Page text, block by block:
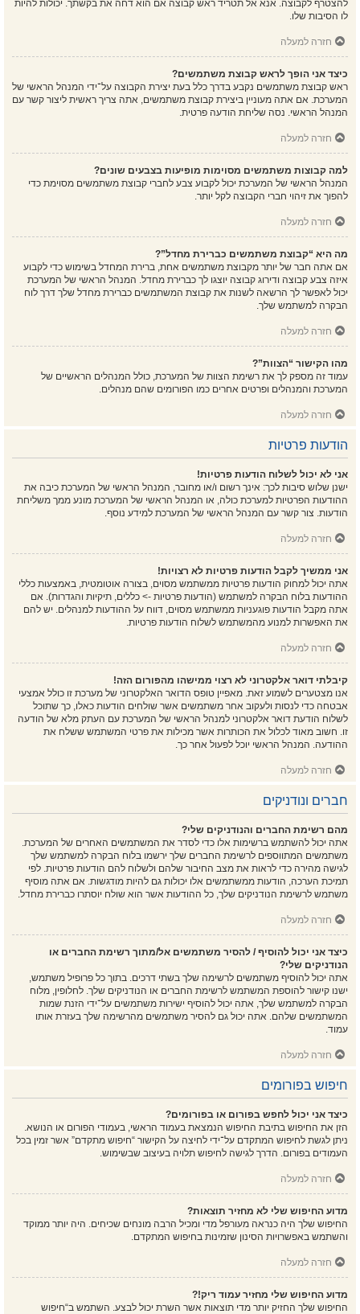
להצטרף לקבוצה. אנא אל תטריד ראש קבוצה אם הוא דחה את בקשתך. יכולות להיות
לו הסיבות שלו.
חזרה למעלה
כיצד אני הופך לראש קבוצת משתמשים?
ראש קבוצת משתמשים נקבע בדרך כלל בעת יצירת הקבוצה על־ידי המנהל הראשי של
המערכת. אם אתה מעוניין ביצירת קבוצת משתמשים, אתה צריך ראשית ליצור קשר עם
המנהל הראשי. נסה שליחת הודעה פרטית.
חזרה למעלה
למה קבוצות משתמשים מסוימות מופיעות בצבעים שונים?
המנהל הראשי של המערכת יכול לקבוע צבע לחברי קבוצת משתמשים מסוימת כדי
להפוך את זיהוי חברי הקבוצה לקל יותר.
חזרה למעלה
מה היא “קבוצת משתמשים כברירת מחדל”?
אם אתה חבר של יותר מקבוצת משתמשים אחת, ברירת המחדל בשימוש כדי לקבוע
איזה צבע קבוצה ודירוג קבוצה יוצגו לך כברירת מחדל. המנהל הראשי של המערכת
יכול לאפשר לך הרשאה לשנות את קבוצת המשתמשים כברירת מחדל שלך דרך לוח
הבקרה למשתמש שלך.
חזרה למעלה
מהו הקישור “הצוות”?
עמוד זה מספק לך את רשימת הצוות של המערכת, כולל המנהלים הראשיים של
המערכת והמנהלים ופרטים אחרים כמו הפורומים שהם מנהלים.
חזרה למעלה
הודעות פרטיות
אני לא יכול לשלוח הודעות פרטיות!
ישנן שלוש סיבות לכך: אינך רשום ו/או מחובר, המנהל הראשי של המערכת כיבה את
ההודעות הפרטיות למערכת כולה, או המנהל הראשי של המערכת מונע ממך משליחת
הודעות. צור קשר עם המנהל הראשי של המערכת למידע נוסף.
חזרה למעלה
אני ממשיך לקבל הודעות פרטיות לא רצויות!
אתה יכול למחוק הודעות פרטיות ממשתמש מסוים, בצורה אוטומטית, באמצעות כללי
ההודעות בלוח הבקרה למשתמש (הודעות פרטיות -> כללים, תיקיות והגדרות). אם
אתה מקבל הודעות פוגעניות ממשתמש מסוים, דווח על ההודעות למנהלים. יש להם
את האפשרות למנוע מהמשתמש לשלוח הודעות פרטיות.
חזרה למעלה
קיבלתי דואר אלקטרוני לא רצוי ממישהו מהפורום הזה!
אנו מצטערים לשמוע זאת. מאפיין טופס הדואר האלקטרוני של מערכת זו כולל אמצעי
אבטחה כדי לנסות ולעקוב אחר משתמשים אשר שולחים הודעות כאלו, כך שתוכל
לשלוח הודעת דואר אלקטרוני למנהל הראשי של המערכת עם העתק מלא של הודעה
זו. חשוב מאוד לכלול את הכותרות אשר מכילות את פרטי המשתמש ששלח את
ההודעה. המנהל הראשי יוכל לפעול אחר כך.
חזרה למעלה
חברים ונודניקים
מהם רשימת החברים והנודניקים שלי?
אתה יכול להשתמש ברשימות אלו כדי לסדר את המשתמשים האחרים של המערכת.
משתמשים המתווספים לרשימת החברים שלך ירשמו בלוח הבקרה למשתמש שלך
לגישה מהירה כדי לראות את מצב החיבור שלהם ולשלוח להם הודעות פרטיות. לפי
תמיכת הערכה, הודעות ממשתמשים אלו יכולות גם להיות מודגשות. אם אתה מוסיף
משתמש לרשימת הנודניקים שלך, כל ההודעות אשר הוא שולח יוסתרו כברירת מחדל.
חזרה למעלה
כיצד אני יכול להוסיף / להסיר משתמשים אל/מתוך רשימת החברים או
הנודניקים שלי?
אתה יכול להוסיף משתמשים לרשימה שלך בשתי דרכים. בתוך כל פרופיל משתמש,
ישנו קישור להוספת המשתמש לרשימת החברים או הנודניקים שלך. לחלופין, מלוח
הבקרה למשתמש שלך, אתה יכול להוסיף ישירות משתמשים על־ידי הזנת שמות
המשתמשים שלהם. אתה יכול גם להסיר משתמשים מהרשימה שלך בעזרת אותו
עמוד.
חזרה למעלה
חיפוש בפורומים
כיצד אני יכול לחפש בפורום או בפורומים?
הזן את החיפוש בתיבת החיפוש הנמצאת בעמוד הראשי, בעמודי הפורום או הנושא.
ניתן לגשת לחיפוש המתקדם על־ידי לחיצה על הקישור “חיפוש מתקדם” אשר זמין בכל
העמודים בפורום. הדרך לגישה לחיפוש תלויה בעיצוב שבשימוש.
חזרה למעלה
מדוע החיפוש שלי לא מחזיר תוצאות?
החיפוש שלך היה כנראה מעורפל מדי ומכיל הרבה מונחים שכיחים. היה יותר ממוקד
והשתמש באפשרויות הסינון שזמינות בחיפוש המתקדם.
חזרה למעלה
מדוע החיפוש שלי מחזיר עמוד ריק!?
החיפוש שלך החזיק יותר מדי תוצאות אשר השרת יכול לבצע. השתמש ב“חיפוש